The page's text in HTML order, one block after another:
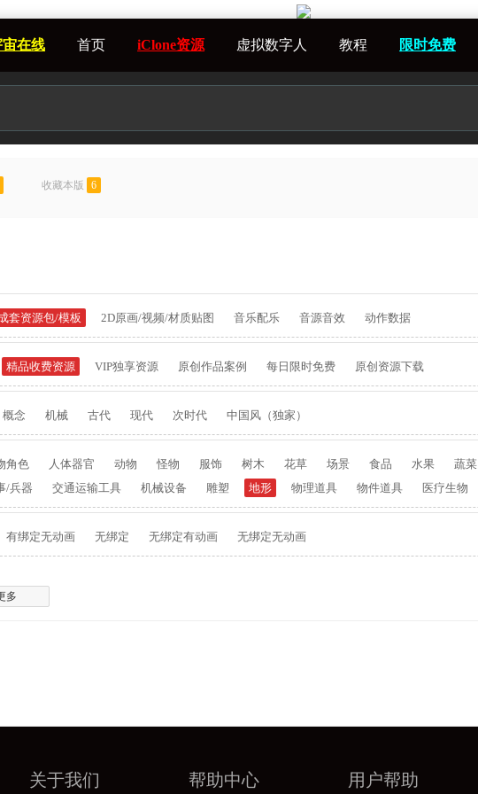
宙在线 首页 iClone资源 虚拟数字人 教程 限时免费
收藏本版 6
套资源包/模板 2D原画/视频/材质贴图 音乐配乐 音源音效 动作数据
精品收费资源 VIP独享资源 原创作品案例 每日限时免费 原创资源下载
概念 机械 古代 现代 次时代 中国风（独家）
角色 人体器官 动物 怪物 服饰 树木 花草 场景 食品 水果 蔬菜
/兵器 交通运输工具 机械设备 雕塑 地形 物理道具 物件道具 医疗生物
有绑定无动画 无绑定 无绑定有动画 无绑定无动画
多
关于我们 帮助中心 用户帮助